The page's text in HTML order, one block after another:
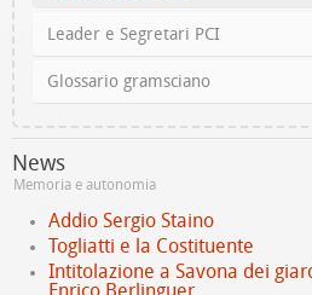
Leader e Segretari PCI
Glossario gramsciano
News
Memoria e autonomia
Addio Sergio Staino
Togliatti e la Costituente
Intitolazione a Savona dei